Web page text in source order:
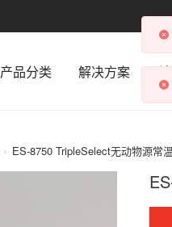
产品分类 解决方案
ES-8750 TripleSelect无动物源常